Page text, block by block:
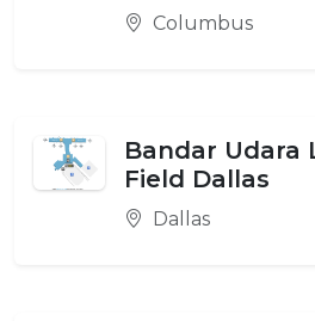
Columbus
Bandar Udara
Field Dallas
Dallas